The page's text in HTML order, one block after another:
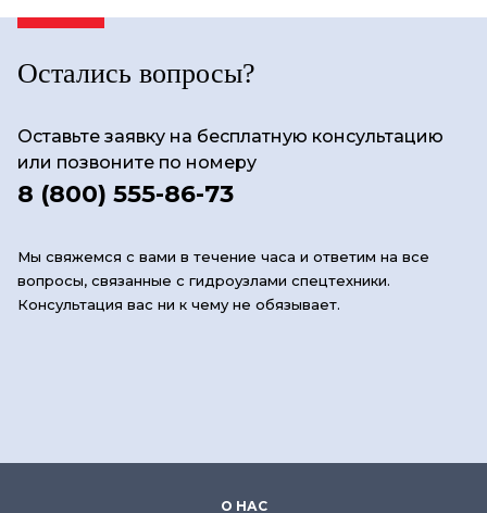
Остались вопросы?
Оставьте заявку на бесплатную консультацию
или позвоните по номеру
8 (800) 555-86-73
Мы свяжемся с вами в течение часа и ответим на все
вопросы, связанные с гидроузлами спецтехники.
Консультация вас ни к чему не обязывает.
О НАС